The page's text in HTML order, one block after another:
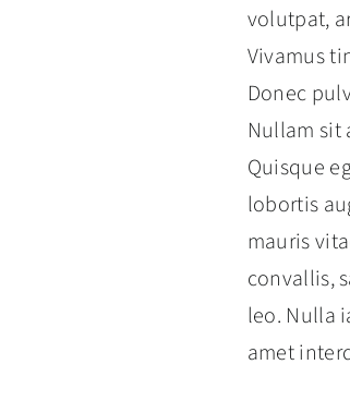
volutpat,
Vivamus
Donec
Nullam
Quisque
lobortis
mauris
convallis,
leo. Nulla
amet